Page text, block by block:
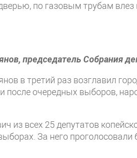
по газовым трубам
председатель Собрания
в третий раз возглавил
после очередных выборов,
из всех 25 депутатов
За него проголосовали